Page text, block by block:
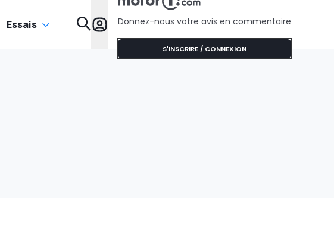
Essais Donnez-nous votre avis en commentaire
S'INSCRIRE / CONNEXION